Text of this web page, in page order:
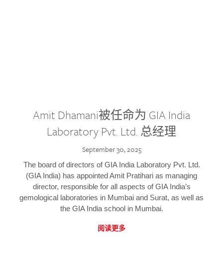
Amit Dhamani被任命为 GIA India
Laboratory Pvt. Ltd. 总经理
September 30, 2025
The board of directors of GIA India Laboratory Pvt. Ltd.
(GIA India) has appointed Amit Pratihari as managing
director, responsible for all aspects of GIA India’s
gemological laboratories in Mumbai and Surat, as well as
the GIA India school in Mumbai.
阅读更多